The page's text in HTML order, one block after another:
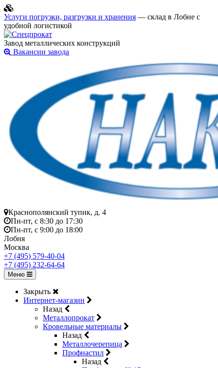
Услуги погрузки, разгрузки и хранения — склад в Лобне с
удобной логистикой
Завод металлических конструкций
Вакансии завода
Краснополянский тупик, д. 4
Пн-пт, с 8:30 до 17:30
Пн-пт, с 9:00 до 18:00
Лобня
Москва
+7 (495) 579-40-04
+7 (495) 232-64-64
Меню
Закрыть
Интернет-магазин
Назад
Металлопрокат
Кровельные материалы
Назад
Металлочерепица
Профнастил
Назад